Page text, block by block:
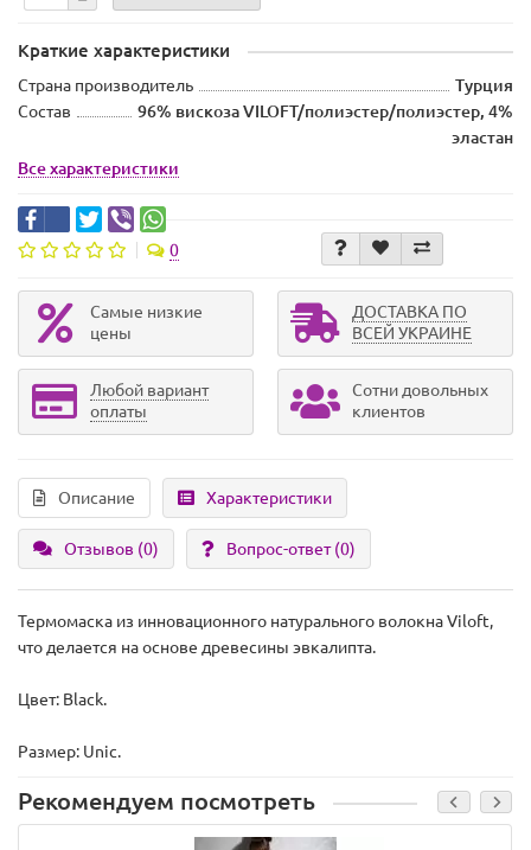
Краткие характеристики
Страна производитель
Турция
Состав
96% вискоза VILOFT/полиэстер/полиэстер, 4%
эластан
Все характеристики
0
Самые низкие
цены
ДОСТАВКА ПО
ВСЕЙ УКРАИНЕ
Любой вариант
оплаты
Сотни довольных
клиентов
Описание Характеристики
Отзывов (0) Вопрос-ответ(0)
Термомаска из инновационного натурального волокна Viloft,
что делается на основе древесины эвкалипта.
Цвет: Black.
Размер: Unic.
Рекомендуем посмотреть